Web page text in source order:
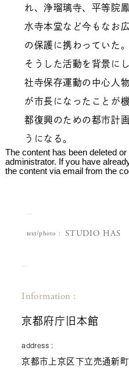
れ、浄瑠璃寺、平等院
水寺本堂など今もなお
の保護に携わっていた。
そうした活動を背景に
社寺保存運動の中心人
が市長になったことが
都復興のための都市計
うになる。
The content has been deleted
administrator. If you have
the content via email from the
text/photo STUDIO HAS
Information :
京都府庁旧本館
address :
京都市上京区下立売通新